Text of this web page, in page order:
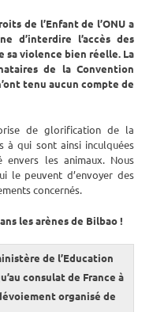
de l’Enfant de l’ONU a
d’interdire l’accès des
sa violence bien réelle. La
de la Convention
tenu aucun compte de
de glorification de la
à qui sont ainsi inculquées
envers les animaux. Nous
le peuvent d’envoyer des
concernés.
les arènes de Bilbao !
de l’Education
consulat de France à
organisé de